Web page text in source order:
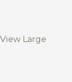
View Large